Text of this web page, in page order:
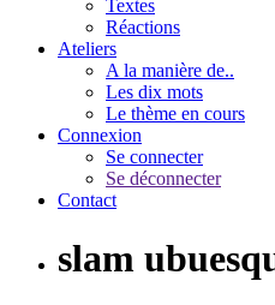
Textes
Réactions
Ateliers
A la manière de..
Les dix mots
Le thème en cours
Connexion
Se connecter
Se déconnecter
Contact
slam